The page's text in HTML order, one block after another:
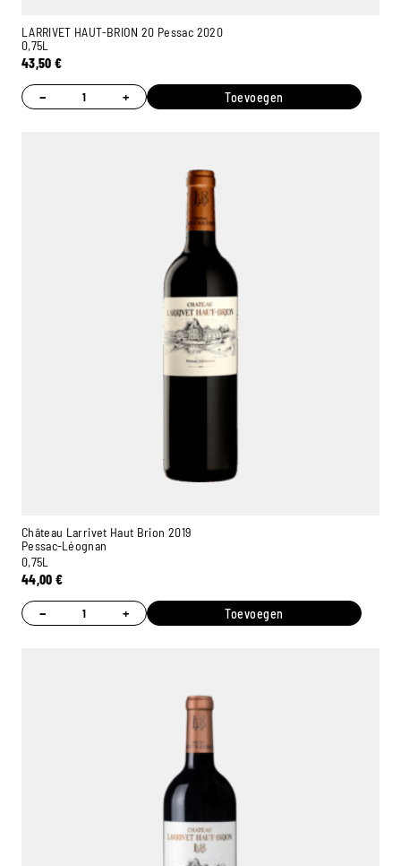
LARRIVET HAUT-BRION 20 Pessac 2020
0,75L
43,50€
− + Toevoegen
Château Larrivet Haut Brion 2019
Pessac-Léognan
0,75L
44,00€
− + Toevoegen